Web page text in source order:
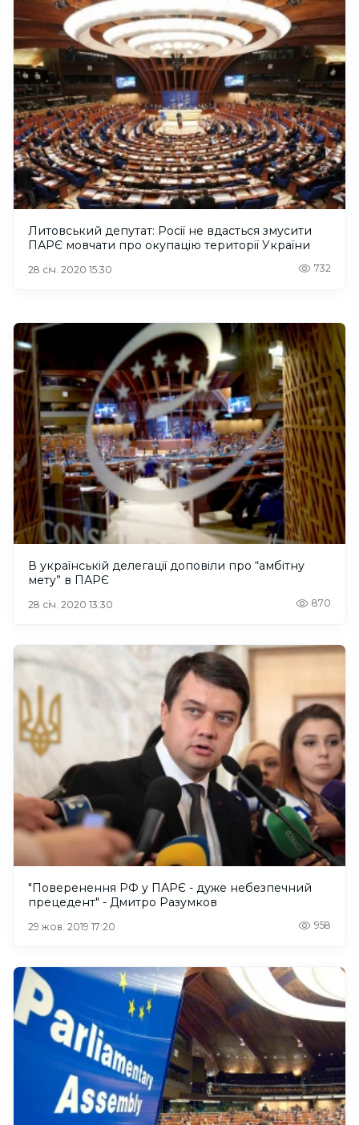
Литовський депутат: Росії не вдасться змусити
ПАРЄ мовчати про окупацію території України
28 січ. 2020 15:30 732
В українській делегації доповіли про “амбітну
мету” в ПАРЄ
28 січ. 2020 13:30 870
"Поверенення РФ у ПАРЄ - дуже небезпечний
прецедент" - Дмитро Разумков
29 жов. 2019 17:20 958